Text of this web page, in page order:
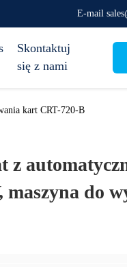
E-mail
Skontaktuj
się z nami
kart CRT-720-B
z
maszyna do